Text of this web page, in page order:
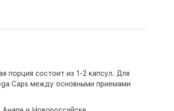
порция состоит из 1-2 капсул. Для
Caps между основными приемами